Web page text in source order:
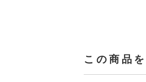
この商品